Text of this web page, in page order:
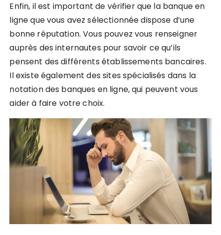
Enfin, il est important de vérifier que la banque en
ligne que vous avez sélectionnée dispose d’une
bonne réputation. Vous pouvez vous renseigner
auprès des internautes pour savoir ce qu’ils
pensent des différents établissements bancaires.
Il existe également des sites spécialisés dans la
notation des banques en ligne, qui peuvent vous
aider à faire votre choix.